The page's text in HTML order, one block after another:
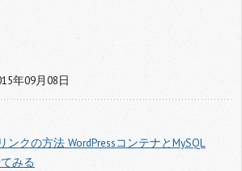
年09月08日
ンクの方法 WordPressコンテナとMySQL
みる